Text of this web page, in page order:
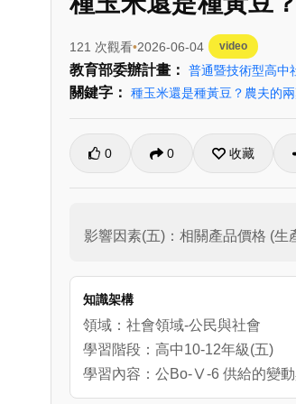
121 次觀看 2026-06-04 video
教育部委辦計畫： 普通暨技術型高中
關鍵字： 種玉米還是種黃豆？農夫的兩
0 0 收藏
影響因素(五)：相關產品價格 (生
知識架構
領域：社會領域-公民與社會
學習階段：高中10-12年級(五)
學習內容：公Bo-Ⅴ-6 供給的變